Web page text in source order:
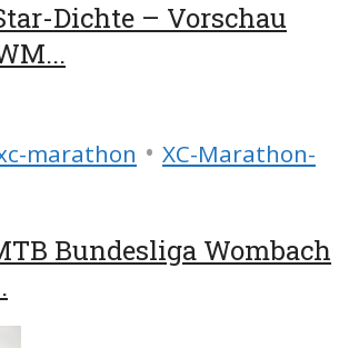
Dichte – Vorschau
marathon • XC-Marathon-
Bundesliga Wombach